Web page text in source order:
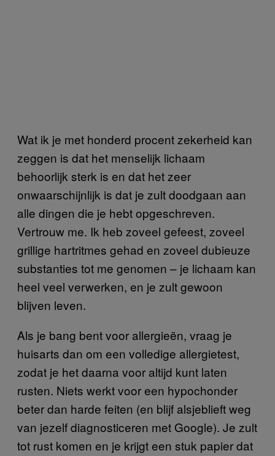
Wat ik je met honderd procent zekerheid kan
zeggen is dat het menselijk lichaam
behoorlijk sterk is en dat het zeer
onwaarschijnlijk is dat je zult doodgaan aan
alle dingen die je hebt opgeschreven.
Vertrouw me. Ik heb zoveel gefeest, zoveel
grillige hartritmes gehad en zoveel dubieuze
substanties tot me genomen – je lichaam kan
heel veel verwerken, en je zult gewoon
blijven leven.
Als je bang bent voor allergieën, vraag je
huisarts dan om een volledige allergietest,
zodat je het daarna voor altijd kunt laten
rusten. Niets werkt voor een hypochonder
beter dan harde feiten (en blijf alsjeblieft weg
van jezelf diagnosticeren met Google). Je zult
tot rust komen en je krijgt een stuk papier dat